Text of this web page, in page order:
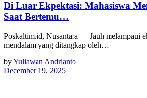
Di Luar Ekpektasi: Mahasiswa
Saat Bertemu…
Poskaltim.id, Nusantara — Jauh melampaui
mendalam yang ditangkap oleh…
byYuliawan Andrianto
December 19, 2025